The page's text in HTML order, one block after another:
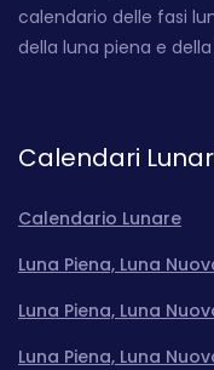
calendario delle fasi
della luna piena e
Calendari
Calendario Lunare
Luna Piena, Luna
Luna Piena, Luna
Luna Piena, Luna